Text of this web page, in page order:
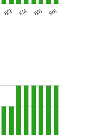
8/2 8/4 8/6 8/8